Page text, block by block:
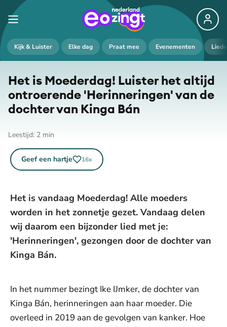
Kijk & Luister Elke dag Praat mee Evenementen
Het is Moederdag! Luister het altijd
ontroerende 'Her­in­ne­rin­gen' van de
dochter van Kinga Bán
Leestijd: 2 min
Geef een hartje 16x
Het is vandaag Moederdag! Alle moeders
worden in het zonnetje gezet. Vandaag delen
wij daarom een bijzonder lied met je:
'Herinneringen', gezongen door de dochter van
Kinga Bán.
In het nummer bezingt Ike IJmker, de dochter van
Kinga Bán, herinneringen aan haar moeder. Die
overleed in 2019 aan de gevolgen van kanker. Hoe